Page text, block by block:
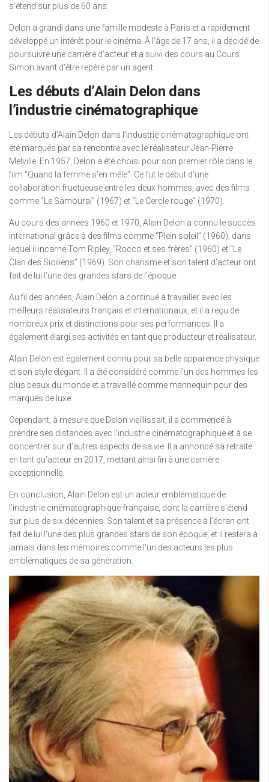
s’étend sur plus de 60 ans.
Delon a grandi dans une famille modeste à Paris et a rapidement
développé un intérêt pour le cinéma. À l’âge de 17 ans, il a décidé de
poursuivre une carrière d’acteur et a suivi des cours au Cours
Simon avant d’être repéré par un agent.
Les débuts d’Alain Delon dans
l’industrie cinématographique
Les débuts d’Alain Delon dans l’industrie cinématographique ont
été marqués par sa rencontre avec le réalisateur Jean-Pierre
Melville. En 1957, Delon a été choisi pour son premier rôle dans le
film “Quand la femme s’en mêle”. Ce fut le début d’une
collaboration fructueuse entre les deux hommes, avec des films
comme “Le Samouraï” (1967) et “Le Cercle rouge” (1970).
Au cours des années 1960 et 1970, Alain Delon a connu le succès
international grâce à des films comme “Plein soleil” (1960), dans
lequel il incarne Tom Ripley, “Rocco et ses frères” (1960) et “Le
Clan des Siciliens” (1969). Son charisme et son talent d’acteur ont
fait de lui l’une des grandes stars de l’époque.
Au fil des années, Alain Delon a continué à travailler avec les
meilleurs réalisateurs français et internationaux, et il a reçu de
nombreux prix et distinctions pour ses performances. Il a
également élargi ses activités en tant que producteur et réalisateur.
Alain Delon est également connu pour sa belle apparence physique
et son style élégant. Il a été considéré comme l’un des hommes les
plus beaux du monde et a travaillé comme mannequin pour des
marques de luxe.
Cependant, à mesure que Delon vieillissait, il a commencé à
prendre ses distances avec l’industrie cinématographique et à se
concentrer sur d’autres aspects de sa vie. Il a annoncé sa retraite
en tant qu’acteur en 2017, mettant ainsi fin à une carrière
exceptionnelle.
En conclusion, Alain Delon est un acteur emblématique de
l’industrie cinématographique française, dont la carrière s’étend
sur plus de six décennies. Son talent et sa présence à l’écran ont
fait de lui l’une des plus grandes stars de son époque, et il restera à
jamais dans les mémoires comme l’un des acteurs les plus
emblématiques de sa génération.